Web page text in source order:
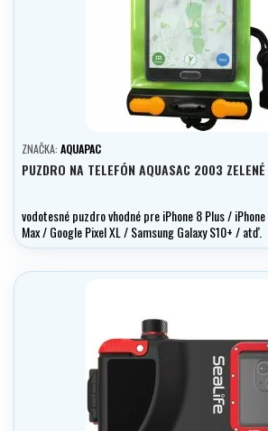
ZNAČKA: AQUAPAC
PUZDRO NA TELEFÓN AQUASAC 2003 ZELENÉ
vodotesné puzdro vhodné pre iPhone 8 Plus / iPhone
Max / Google Pixel XL / Samsung Galaxy S10+ / atď.